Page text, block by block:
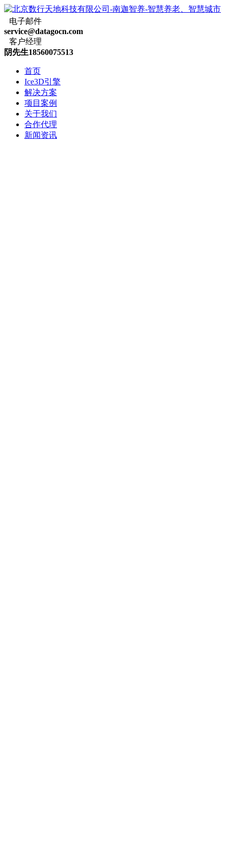
电子邮件
service@datagocn.com
客户经理
阴先生18560075513
首页
Ice3D引擎
解决方案
项目案例
关于我们
合作代理
新闻资讯